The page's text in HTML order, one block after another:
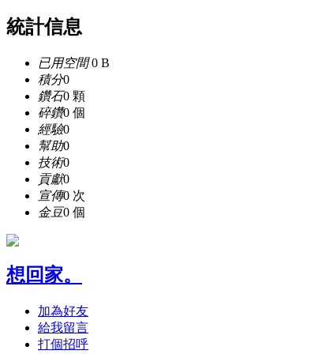
統計信息
已用空間0 B
積分0
鑽石0 顆
碎鑽0 個
經驗0
幫助0
技術0
貢獻0
宣傳0 次
金豆0 個
想回家。
加為好友
給我留言
打個招呼